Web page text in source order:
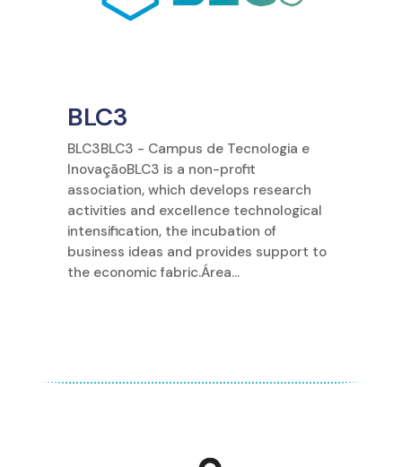
BLC3
BLC3BLC3 - Campus de Tecnologia e
InovaçãoBLC3 is a non-profit
association, which develops research
activities and excellence technological
intensification, the incubation of
business ideas and provides support to
the economic fabric.Área...